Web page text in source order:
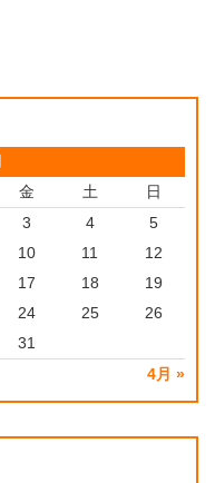
金 土 日
4月 »
3 4
5
10 11
12
17 18
19
24 25
26
31